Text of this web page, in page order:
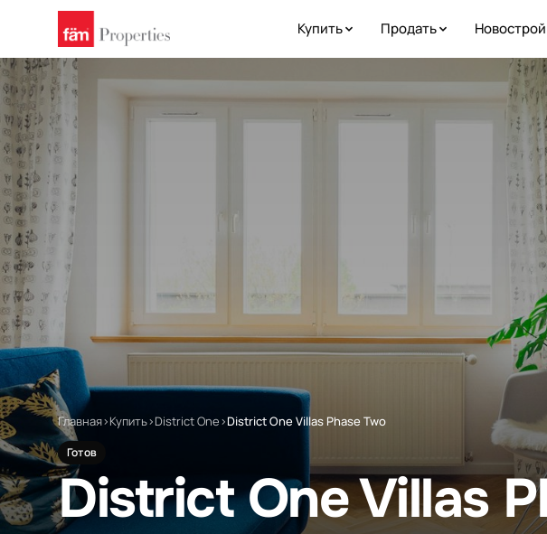
Купить Продать
Главная›Купить›District One›District One Villas Phase Two
Готов
District One Villas